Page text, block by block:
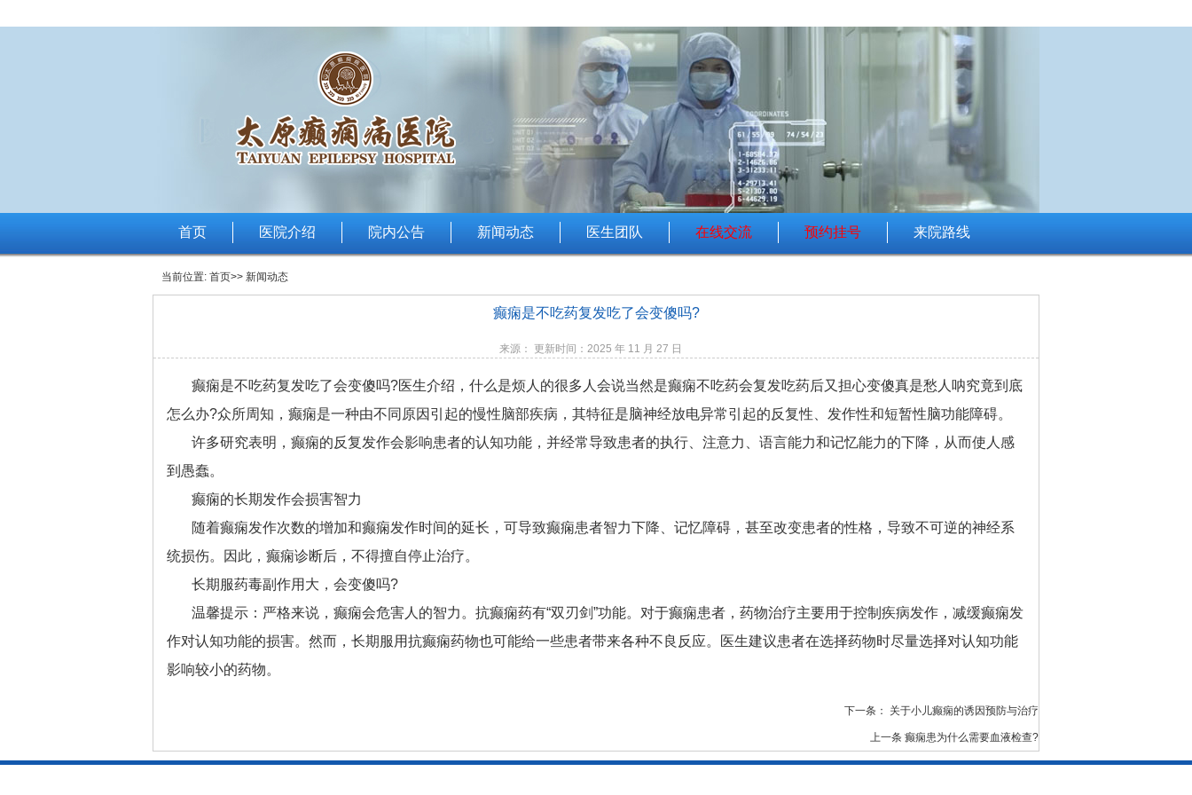
首页 医院介绍 院内公告 新闻动态 医生团队 在线交流 预约挂号 来院路线
当前位置: 首页>> 新闻动态
癫痫是不吃药复发吃了会变傻吗?
来源： 更新时间：2025 年 11 月 27 日
癫痫是不吃药复发吃了会变傻吗?医生介绍，什么是烦人的很多人会说当然是癫痫不吃药会复发吃药后又担心变傻真是愁人呐究竟到底
怎么办?众所周知，癫痫是一种由不同原因引起的慢性脑部疾病，其特征是脑神经放电异常引起的反复性、发作性和短暂性脑功能障碍。
许多研究表明，癫痫的反复发作会影响患者的认知功能，并经常导致患者的执行、注意力、语言能力和记忆能力的下降，从而使人感
到愚蠢。
癫痫的长期发作会损害智力
随着癫痫发作次数的增加和癫痫发作时间的延长，可导致癫痫患者智力下降、记忆障碍，甚至改变患者的性格，导致不可逆的神经系
统损伤。因此，癫痫诊断后，不得擅自停止治疗。
长期服药毒副作用大，会变傻吗?
温馨提示：严格来说，癫痫会危害人的智力。抗癫痫药有“双刃剑”功能。对于癫痫患者，药物治疗主要用于控制疾病发作，减缓癫痫发
作对认知功能的损害。然而，长期服用抗癫痫药物也可能给一些患者带来各种不良反应。医生建议患者在选择药物时尽量选择对认知功能
影响较小的药物。
下一条： 关于小儿癫痫的诱因预防与治疗
上一条 癫痫患为什么需要血液检查?